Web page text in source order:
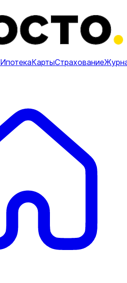
ИпотекаКартыСтрахование